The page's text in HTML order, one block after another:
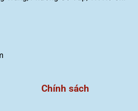
Chính sách